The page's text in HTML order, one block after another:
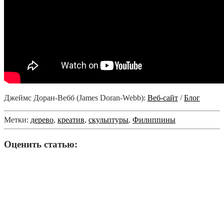
Джеймс Доран-Вебб (James Doran-Webb): Веб-сайт /Блог
Метки: дерево, креатив, скульптуры, Филиппины
Оценить статью: